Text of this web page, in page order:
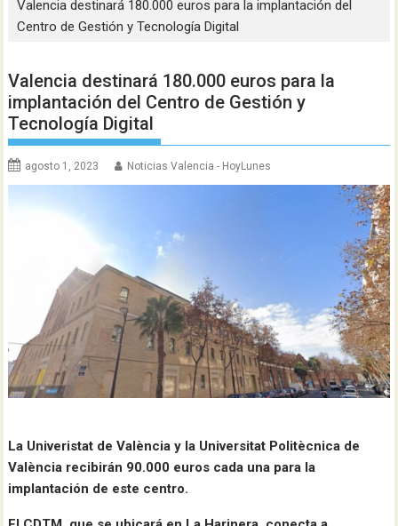
Valencia destinará 180.000 euros para la implantación del
Centro de Gestión y Tecnología Digital
Valencia destinará 180.000 euros para la
implantación del Centro de Gestión y
Tecnología Digital
agosto 1, 2023 Noticias Valencia - HoyLunes
La Univeristat de València y la Universitat Politècnica de
València recibirán 90.000 euros cada una para la
implantación de este centro.